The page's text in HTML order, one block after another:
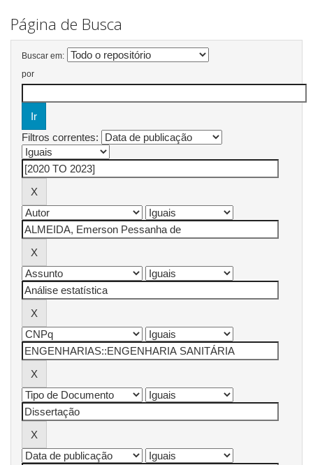
Página de Busca
Buscar em:
por
Filtros correntes: